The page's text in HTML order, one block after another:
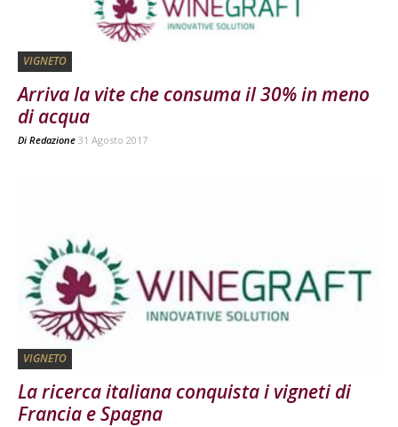
VIGNETO
Arriva la vite che consuma il 30% in meno
di acqua
Di Redazione 31 Agosto 2017
VIGNETO
La ricerca italiana conquista i vigneti di
Francia e Spagna